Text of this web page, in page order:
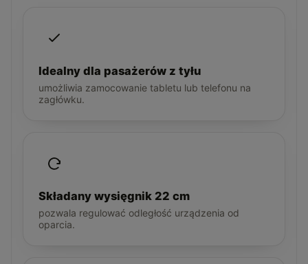
Idealny dla pasażerów z tyłu
umożliwia zamocowanie tabletu lub telefonu na
zagłówku.
Składany wysięgnik 22 cm
pozwala regulować odległość urządzenia od
oparcia.